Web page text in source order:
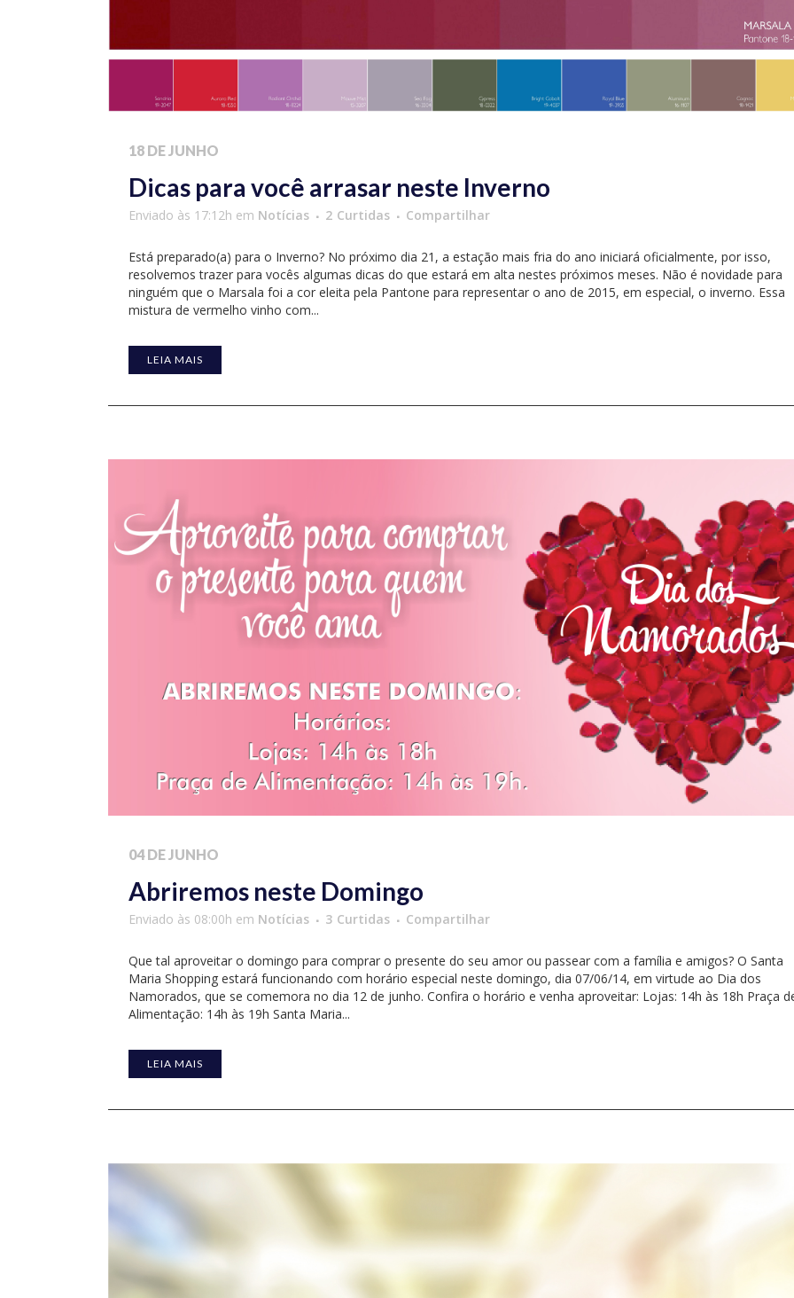
18 DE JUNHO
Dicas para você arrasar neste Inverno
Enviado às 17:12h em Notícias 2 Curtidas Compartilhar
Está preparado(a) para o Inverno? No próximo dia 21, a estação mais fria do ano iniciará oficialmente, por isso,
resolvemos trazer para vocês algumas dicas do que estará em alta nestes próximos meses. Não é novidade para
ninguém que o Marsala foi a cor eleita pela Pantone para representar o ano de 2015, em especial, o inverno. Essa
mistura de vermelho vinho com...
LEIA MAIS
04 DE JUNHO
Abriremos neste Domingo
Enviado às 08:00h em Notícias 3 Curtidas Compartilhar
Que tal aproveitar o domingo para comprar o presente do seu amor ou passear com a família e amigos? O Santa
Maria Shopping estará funcionando com horário especial neste domingo, dia 07/06/14, em virtude ao Dia dos
Namorados, que se comemora no dia 12 de junho. Confira o horário e venha aproveitar: Lojas: 14h às 18h Praça
Alimentação: 14h às 19h Santa Maria...
LEIA MAIS